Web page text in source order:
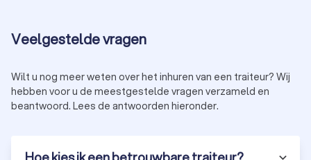
specifieke voorkeuren. Dit maakt een traiteur de perfecte
keuze voor een zorgeloos feest waarbij u zich volledig op uw
Welke keukens heeft een traiteur in Geel?
Veelgestelde vragen
Wilt u nog meer weten over het inhuren van een traiteur? Wij
hebben voor u de meestgestelde vragen verzameld en
beantwoord. Lees de antwoorden hieronder.